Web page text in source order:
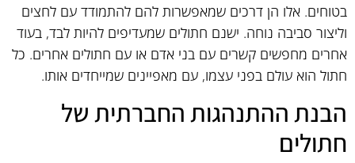
בטוחים. אלו הן דרכים שמאפשרות להם להתמודד עם לחצים
וליצור סביבה נוחה. ישנם חתולים שמעדיפים להיות לבד, בעוד
אחרים מחפשים קשרים עם בני אדם או עם חתולים אחרים. כל
חתול הוא עולם בפני עצמו, עם מאפיינים שמייחדים אותו.
הבנת ההתנהגות החברתית של
חתולים